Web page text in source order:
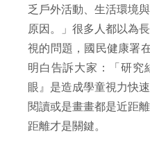
乏戶外活動、生活環境
原因。」很多人都以為
視的問題，國民健康署
明白告訴大家：「研究
眼』是造成學童視力快
閱讀或是畫畫都是近距
距離才是關鍵。